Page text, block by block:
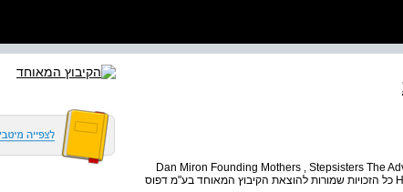
Dan Miron Founding Mothers , Stepsisters The
Hakibbutz Hameuchad Publishing House Ltd . 2004 כל הזכויות שמורות להוצאת הקיבוץ המאוחד בע"מ דפוס